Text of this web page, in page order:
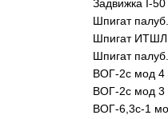
Задвижка I-
Шпигат
Шпигат
Шпигат
ВОГ-2с мод 4
ВОГ-2с мод 3
ВОГ-6,3с-1